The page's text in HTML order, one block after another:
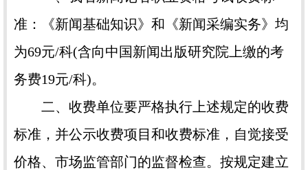
准：《新闻基础知识》和《新闻采编实务》均
为69元/科(含向中国新闻出版研究院上缴的考
务费19元/科)。
二、收费单位要严格执行上述规定的收费
标准，并公示收费项目和收费标准，自觉接受
价格、市场监管部门的监督检查。按规定建立